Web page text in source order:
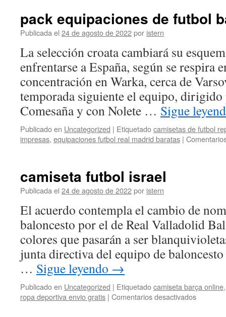
pack equipaciones de futbol
Publicada el 24 de agosto de 2022por istern
La selección croata cambiará su
enfrentarse a España, según se respira
concentración en Warka, cerca de
temporada siguiente el equipo,
Comesaña y con Nolete … Sigue
Publicado en Uncategorized | Etiquetadocamisetas de futbol
impresas, equipaciones futbol real madrid baratas |
camiseta futbol israel
Publicada el 24 de agosto de 2022por istern
El acuerdo contempla el cambio de
baloncesto por el de Real Valladolid
colores que pasarán a ser
junta directiva del equipo de
… Sigue leyendo →
Publicado en Uncategorized | Etiquetadocamiseta barça online
ropa deportiva envio gratis | Comentarios desactivadosen